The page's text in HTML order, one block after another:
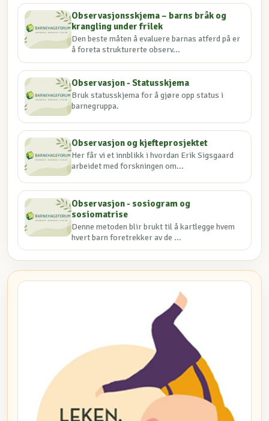
Observasjonsskjema – barns bråk og
krangling under frilek
Den beste måten å evaluere barnas atferd på er
å foreta strukturerte observ...
Observasjon - Statusskjema
Bruk statusskjema for å gjøre opp status i
barnegruppa.
Observasjon og kjefteprosjektet
Her får vi et innblikk i hvordan Erik Sigsgaard
arbeidet med forskningen om...
Observasjon - sosiogram og
sosiomatrise
Denne metoden blir brukt til å kartlegge hvem
hvert barn foretrekker av de ...